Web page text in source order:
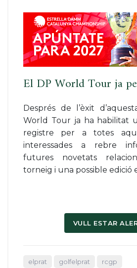
El DP World Tour ja
Després de l’èxit
World Tour ja ha habilitat
registre per a totes
interessades a rebre
futures novetats
torneig i una possible edició
VULL ESTAR
elprat golfelprat rcgp